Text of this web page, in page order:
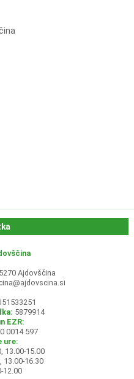
Ajdovščina
5879914
EZR:
0014 597
ure:
13.00-15.00
13.00-16.30
12.00